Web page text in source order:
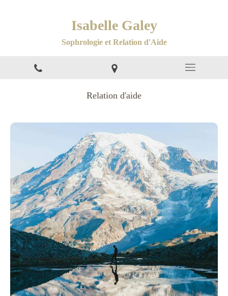
Isabelle Galey
Sophrologie et Relation d'Aide
Relation d'aide